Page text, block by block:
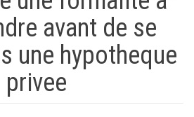
avant de se
une hypotheque
privee